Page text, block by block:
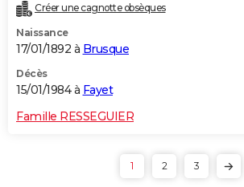
Créer une cagnotte obsèques
Naissance
17/01/1892 à Brusque
Décès
15/01/1984 à Fayet
Famille RESSEGUIER
1 2 3